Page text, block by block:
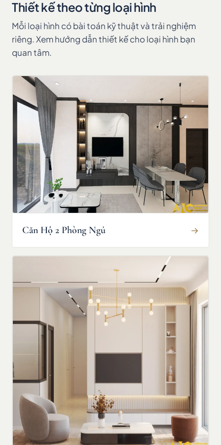
Thiết kế theo từng loại hình
Mỗi loại hình có bài toán kỹ thuật và trải nghiệm
riêng. Xem hướng dẫn thiết kế cho loại hình bạn
quan tâm.
Căn Hộ 2 Phòng Ngủ →